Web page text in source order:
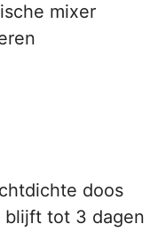
mixer
doos
blijft tot 3 dagen